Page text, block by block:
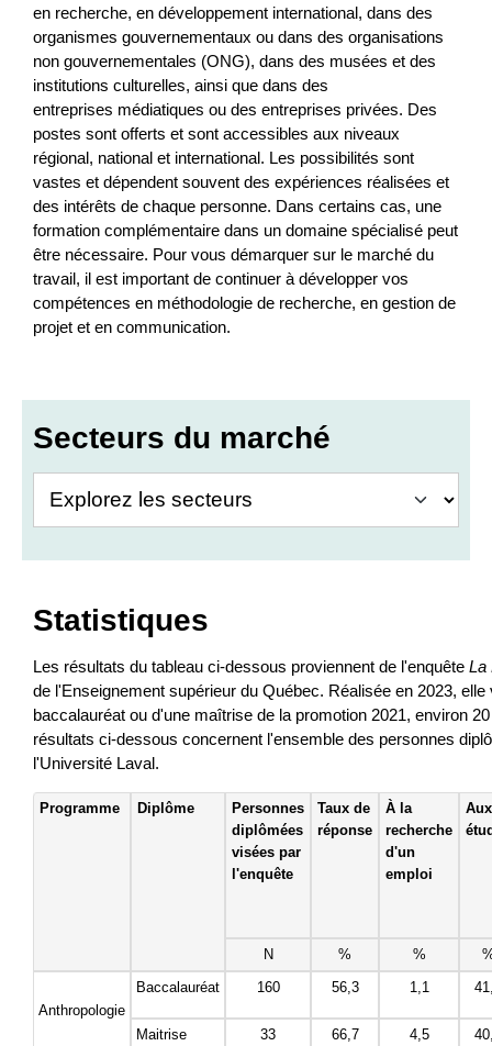
en recherche, en développement international, dans des
organismes gouvernementaux ou dans des organisations
non gouvernementales (ONG), dans des musées et des
institutions culturelles, ainsi que dans des
entreprises médiatiques ou des entreprises privées. Des
postes sont offerts et sont accessibles aux niveaux
régional, national et international. Les possibilités sont
vastes et dépendent souvent des expériences réalisées et
des intérêts de chaque personne. Dans certains cas, une
formation complémentaire dans un domaine spécialisé peut
être nécessaire. Pour vous démarquer sur le marché du
travail, il est important de continuer à développer vos
compétences en méthodologie de recherche, en gestion de
projet et en communication.
Secteurs du marché
Statistiques
Les résultats du tableau ci-dessous proviennent de l'enquête La
de l'Enseignement supérieur du Québec. Réalisée en 2023,
baccalauréat ou d'une maîtrise de la promotion 2021, environ
résultats ci-dessous concernent l'ensemble des personnes
l'Université Laval.
Programme Diplôme
Personnes
diplômées
visées par
l'enquête
Taux de
réponse
À la
recherche
d'un
emploi
Aux
N % %
Anthropologie
Baccalauréat 160 56,3 1,1
Maitrise 33 66,7 4,5